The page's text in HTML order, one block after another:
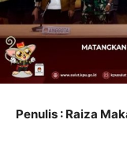
Penulis : Raiza